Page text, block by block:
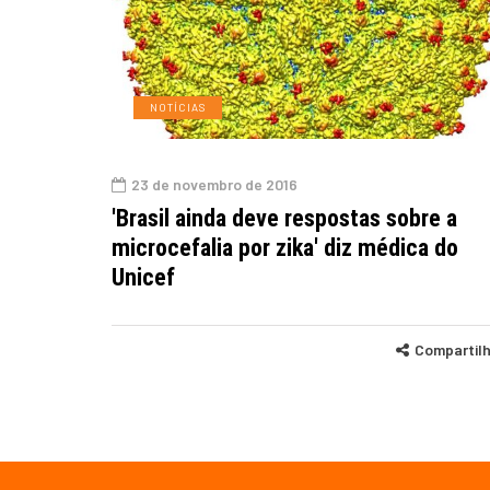
NOTÍCIAS
23 de novembro de 2016
'Brasil ainda deve respostas sobre a
microcefalia por zika' diz médica do
Unicef